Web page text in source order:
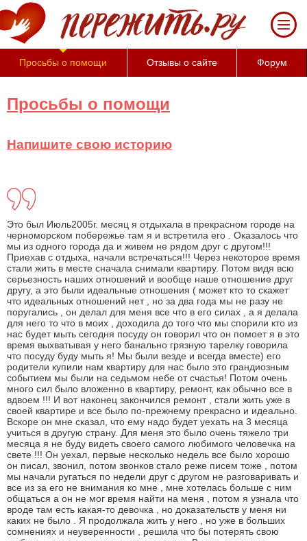
Просьбы о помощи Отзывы о сайте Форум
Просьбы о помощи
Напишите свою историю
Это был Июль2005г. месяц я отдыхала в прекрасном городе на
черноморском побережье там я и встретила его . Оказалось что
мы из одного города да и живем не рядом друг с другом!!!
Приехав с отдыха, начали встречаться!!! Через некоторое время
стали жить в месте сначала снимали квартиру. Потом видя всю
серьезность наших отношений и вообще наше отношение друг
другу, а это были идеальные отношения ( может кто то скажет
что идеальных отношений нет , но за два года мы не разу не
поругались , он делал для меня все что в его силах , а я делала
для него то что в моих , доходила до того что мы спорили кто из
нас будет мыть сегодня посуду он говорил что он помоет я в это
время выхватывая у него банально грязную тарелку говорила
что посуду буду мыть я! Мы были везде и всегда вместе) его
родители купили нам квартиру для нас было это грандиозным
событием мы были на седьмом небе от счастья! Потом очень
много сил было вложенно в квартиру, ремонт, как обычно все в
вдвоем !!! И вот наконец закончился ремонт , стали жить уже в
своей квартире и все было по-прежнему прекрасно и идеально.
Вскоре он мне сказал, что ему надо будет уехать на 3 месяца
учиться в другую страну. Для меня это было очень тяжело три
месяца я не буду видеть своего самого любимого человечка на
свете !!! Он уехал, первые несколько недель все было хорошо
он писал, звонил, потом звонков стало реже писем тоже , потом
мы начали ругаться по недели друг с другом не разговаривать и
все из за его не внимания ко мне , мне хотелась больше с ним
общаться а он не мог время найти на меня , потом я узнала что
вроде там есть какая-то девочка , но доказательств у меня ни
каких не было . Я продолжала жить у него , но уже в больших
сомнениях и неуверенности , решила что бы потерять свою